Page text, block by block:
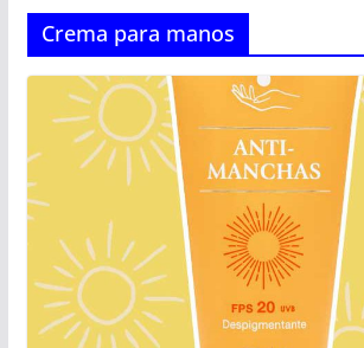
Crema para manos